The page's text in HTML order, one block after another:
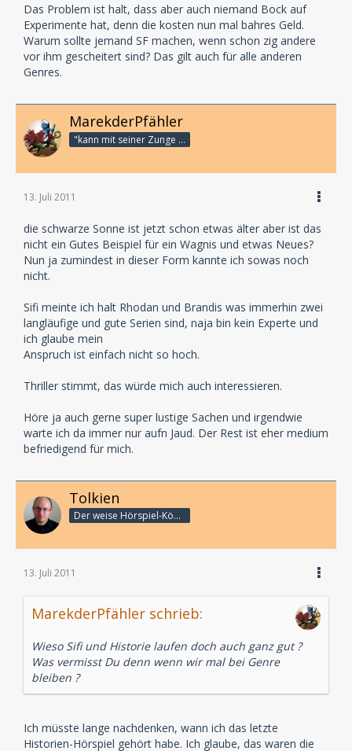
Das Problem ist halt, dass aber auch niemand Bock auf
Experimente hat, denn die kosten nun mal bahres Geld.
Warum sollte jemand SF machen, wenn schon zig andere
vor ihm gescheitert sind? Das gilt auch für alle anderen
Genres.
MarekderPfähler
"kann mit seiner Zunge bis an seine Nasenspitze"
13. Juli 2011
die schwarze Sonne ist jetzt schon etwas älter aber ist das
nicht ein Gutes Beispiel für ein Wagnis und etwas Neues?
Nun ja zumindest in dieser Form kannte ich sowas noch
nicht.
Sifi meinte ich halt Rhodan und Brandis was immerhin zwei
langläufige und gute Serien sind, naja bin kein Experte und
ich glaube mein
Anspruch ist einfach nicht so hoch.
Thriller stimmt, das würde mich auch interessieren.
Höre ja auch gerne super lustige Sachen und irgendwie
warte ich da immer nur aufn Jaud. Der Rest ist eher medium
befriedigend für mich.
Tolkien
Der weise Hörspiel-König
13. Juli 2011
MarekderPfähler schrieb:
Wieso Sifi und Historie laufen doch auch ganz gut ?
Was vermisst Du denn wenn wir mal bei Genre
bleiben ?
Ich müsste lange nachdenken, wann ich das letzte
Historien-Hörspiel gehört habe. Ich glaube, das waren die